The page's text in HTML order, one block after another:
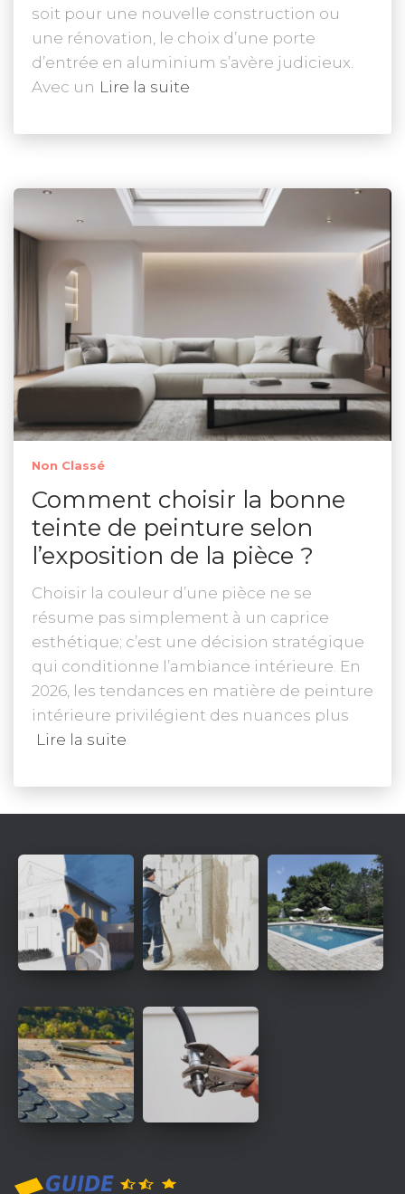
soit pour une nouvelle construction ou
une rénovation, le choix d’une porte
d’entrée en aluminium s’avère judicieux.
Avec un Lire la suite
Non Classé
Comment choisir la bonne
teinte de peinture selon
l’exposition de la pièce ?
Choisir la couleur d’une pièce ne se
résume pas simplement à un caprice
esthétique; c’est une décision stratégique
qui conditionne l’ambiance intérieure. En
2026, les tendances en matière de peinture
intérieure privilégient des nuances plus
Lire la suite